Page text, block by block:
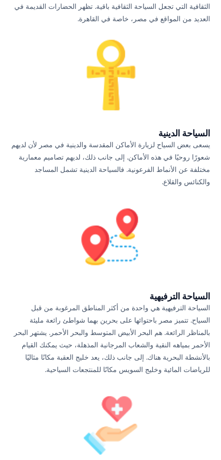
الثقافية التي تجعل السياحة الثقافية باقية. تظهر الحضارات القديمة في
العديد من المواقع في مصر، خاصة في القاهرة.
السياحة الدينية
يسعى بعض السياح لزيارة الأماكن المقدسة والدينية في مصر لأن لديهم
شعورًا روحيًا في هذه الأماكن. إلى جانب ذلك، لديهم تصاميم معمارية
مختلفة عن الأنماط الفرعونية. فالسياحة الدينية تشمل المساجد
والكنائس والقلاع.
السياحة الترفيهية
السياحة الترفيهية هي واحدة من أكثر المناطق المرغوبة من قبل
السياح. تتميز مصر باحتوائها على بحرين بهما شواطئ رائعة مليئة
بالمناظر الرائعة. هم البحر الأبيض المتوسط والبحر الأحمر. يشتهر البحر
الأحمر بمياهه النقية والشعاب المرجانية المذهلة، حيث يمكنك القيام
بالأنشطة البحرية هناك. إلى جانب ذلك، يعد خليج العقبة مكانًا مثاليًا
للرياضات المائية وخليج السويس مكانًا للمنتجعات السياحية.